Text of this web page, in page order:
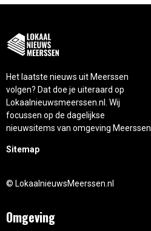
Het laatste nieuws uit Meerssen
volgen? Dat doe je uiteraard op
Lokaalnieuwsmeerssen.nl. Wij
focussen op de dagelijkse
nieuwsitems van omgeving Meerssen.
Sitemap
© LokaalnieuwsMeerssen.nl
Omgeving